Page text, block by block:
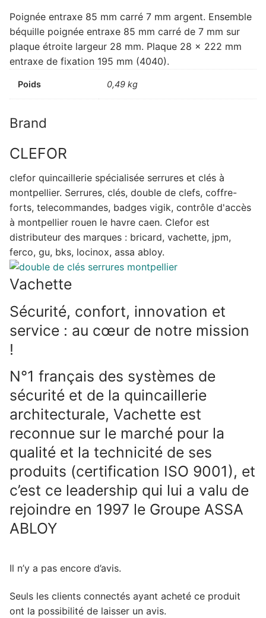
Poignée entraxe 85 mm carré 7 mm argent. Ensemble
béquille poignée entraxe 85 mm carré de 7 mm sur
plaque étroite largeur 28 mm. Plaque 28 x 222 mm
entraxe de fixation 195 mm (4040).
Poids 0,49 kg
Brand
CLEFOR
clefor quincaillerie spécialisée serrures et clés à
montpellier. Serrures, clés, double de clefs, coffre-
forts, telecommandes, badges vigik, contrôle d'accès
à montpellier rouen le havre caen. Clefor est
distributeur des marques : bricard, vachette, jpm,
ferco, gu, bks, locinox, assa abloy.
Vachette
Sécurité, confort, innovation et
service : au cœur de notre mission
!
N°1 français des systèmes de
sécurité et de la quincaillerie
architecturale, Vachette est
reconnue sur le marché pour la
qualité et la technicité de ses
produits (certification ISO 9001), et
c’est ce leadership qui lui a valu de
rejoindre en 1997 le Groupe ASSA
ABLOY
Il n’y a pas encore d’avis.
Seuls les clients connectés ayant acheté ce produit
ont la possibilité de laisser un avis.